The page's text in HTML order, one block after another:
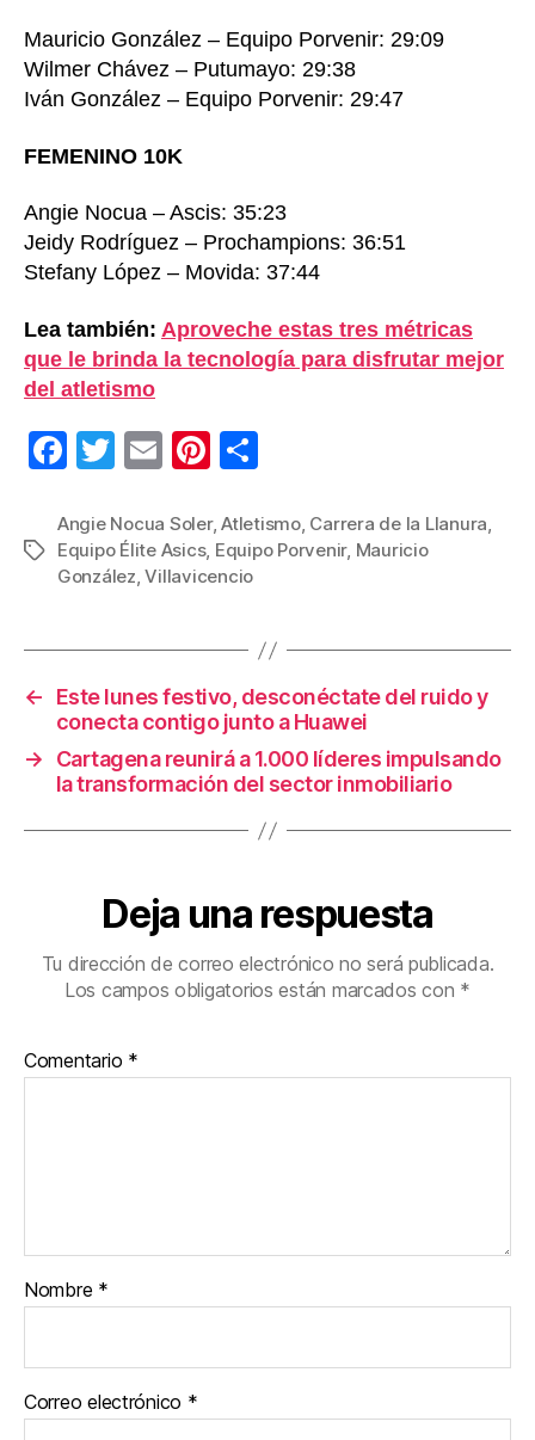
Mauricio González – Equipo Porvenir: 29:09
Wilmer Chávez – Putumayo: 29:38
Iván González – Equipo Porvenir: 29:47
FEMENINO 10K
Angie Nocua – Ascis: 35:23
Jeidy Rodríguez – Prochampions: 36:51
Stefany López – Movida: 37:44
Lea también: Aproveche estas tres métricas
que le brinda la tecnología para disfrutar mejor
del atletismo
F
c
e
o
o
k
T
tt
er
E
ail
Pi
er
e
m
p
tir
Etiquetas
Angie Nocua Soler,Atletismo, Carrera de la Llanura,
Equipo Élite Asics, Equipo Porvenir, Mauricio
González,Villavicencio
←
Este lunes festivo, desconéctate del ruido y
conecta contigo junto a Huawei
→
Cartagena reunirá a 1.000 líderes impulsando
la transformación del sector inmobiliario
Deja una respuesta
Tu dirección de correo electrónico no será publicada.
Los campos obligatorios están marcados con *
Comentario *
Nombre *
Correo electrónico *